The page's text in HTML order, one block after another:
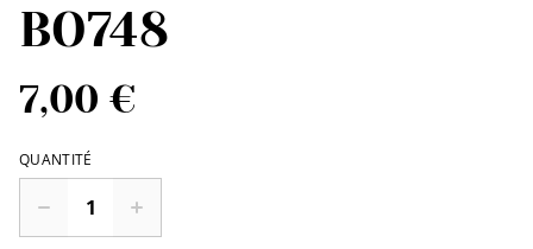
BO748
7,00 €
QUANTITÉ